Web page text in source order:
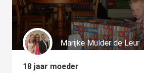
Marijke Mulder de Leur
18 jaar moeder
Ze
gebruikt
deze